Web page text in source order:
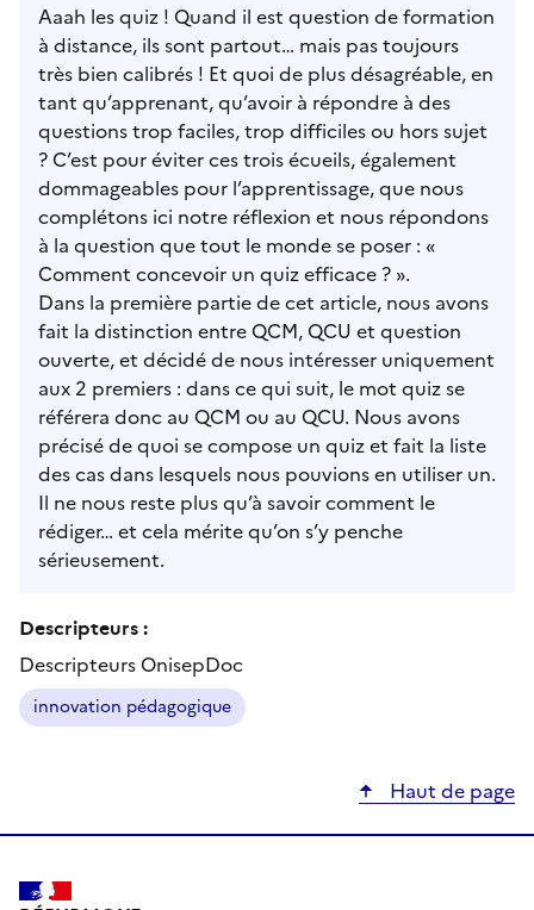
Aaah les quiz ! Quand il est question de formation
à distance, ils sont partout… mais pas toujours
très bien calibrés ! Et quoi de plus désagréable, en
tant qu’apprenant, qu’avoir à répondre à des
questions trop faciles, trop difficiles ou hors sujet
? C’est pour éviter ces trois écueils, également
dommageables pour l’apprentissage, que nous
complétons ici notre réflexion et nous répondons
à la question que tout le monde se poser : «
Comment concevoir un quiz efficace ? ».
Dans la première partie de cet article, nous avons
fait la distinction entre QCM, QCU et question
ouverte, et décidé de nous intéresser uniquement
aux 2 premiers : dans ce qui suit, le mot quiz se
référera donc au QCM ou au QCU. Nous avons
précisé de quoi se compose un quiz et fait la liste
des cas dans lesquels nous pouvions en utiliser un.
Il ne nous reste plus qu’à savoir comment le
rédiger… et cela mérite qu’on s’y penche
sérieusement.
Descripteurs :
Descripteurs OnisepDoc
innovation pédagogique
Haut de page